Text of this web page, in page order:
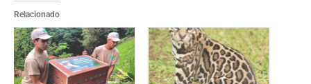
Relacionado